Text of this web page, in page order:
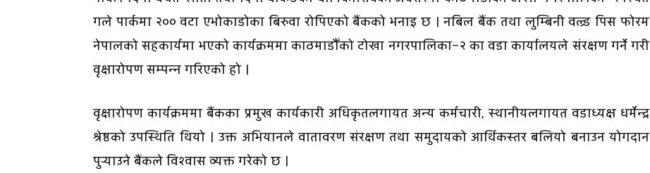
गले पार्कमा २०० वटा एभोकाडोका बिरुवा रोपिएको बैंकको भनाइ छ । नबिल बैंक तथा लुम्बिनी वल्र्ड पिस फोरम
नेपालको सहकार्यमा भएको कार्यक्रममा काठमाडौँको टोखा नगरपालिका–२ का वडा कार्यालयले संरक्षण गर्ने गरी
वृक्षारोपण सम्पन्न गरिएको हो ।
वृक्षारोपण कार्यक्रममा बैंकका प्रमुख कार्यकारी अधिकृतलगायत अन्य कर्मचारी, स्थानीयलगायत वडाध्यक्ष धर्मेन्द्र
श्रेष्ठको उपस्थिति थियो । उक्त अभियानले वातावरण संरक्षण तथा समुदायको आर्थिकस्तर बलियो बनाउन योगदान
पुर्‍याउने बैंकले विश्वास व्यक्त गरेको छ ।